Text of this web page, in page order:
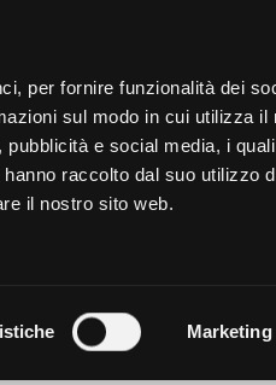
per fornire funzionalità dei
sul modo in cui utilizza il
e social media, i
raccolto dal suo utilizzo
il nostro sito web.
Marketing
NUTRIZIONE
CURA
&